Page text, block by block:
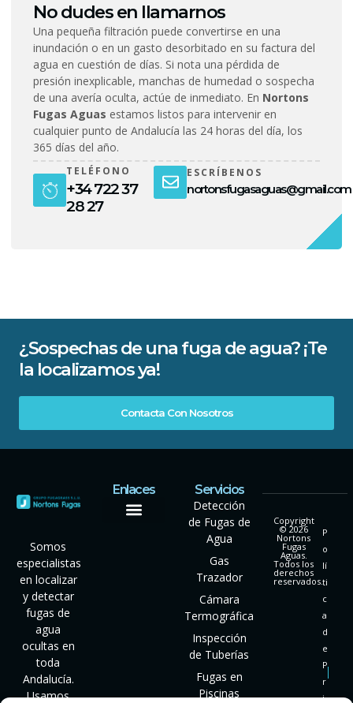
No dudes en llamarnos
Una pequeña filtración puede convertirse en una
inundación o en un gasto desorbitado en su factura del
agua en cuestión de días. Si nota una pérdida de
presión inexplicable, manchas de humedad o sospecha
de una avería oculta, actúe de inmediato. En Nortons
Fugas Aguas estamos listos para intervenir en
cualquier punto de Andalucía las 24 horas del día, los
365 días del año.
TELÉFONO
+34 722 37
28 27
ESCRÍBENOS
nortonsfugasaguas@gmail.com
¿Sospechas de una fuga de agua? ¡Te
la localizamos ya!
Contacta Con Nosotros
Somos
especialistas
en localizar
y detectar
fugas de
agua
ocultas en
toda
Andalucía.
Usamos
Enlaces
Servicios
Detección
de Fugas de
Agua
Gas
Trazador
Cámara
Termográfica
Inspección
de Tuberías
Fugas en
Piscinas
Copyright
© 2026
Nortons
Fugas
Aguas.
Todos los
derechos
reservados.
P
o
lí
ti
c
a
d
e
P
r
i